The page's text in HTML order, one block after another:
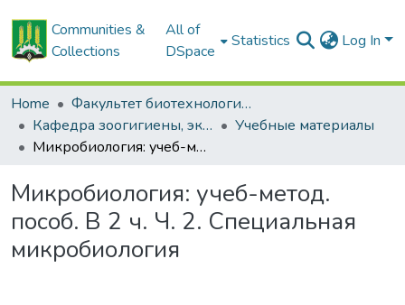
Communities &
Collections
All of
DSpace
Statistics Log In
Home
Факультет биотехнологии и аквакультуры
Кафедра зоогигиены, экологии и микробиологии
Учебные материалы
Микробиология: учеб-метод. пособ. В 2 ч. Ч. 2. Специальная микробиология
Микробиология: учеб-метод.
пособ. В 2 ч. Ч. 2. Специальная
микробиология